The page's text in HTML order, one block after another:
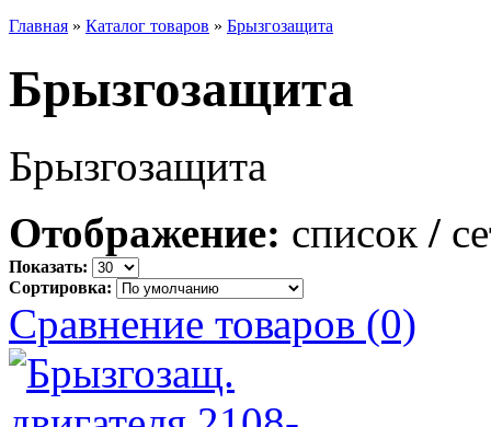
Главная » Каталог товаров » Брызгозащита
Брызгозащита
Брызгозащита
Отображение: список /
Показать:
Сортировка:
Сравнение товаров (0)